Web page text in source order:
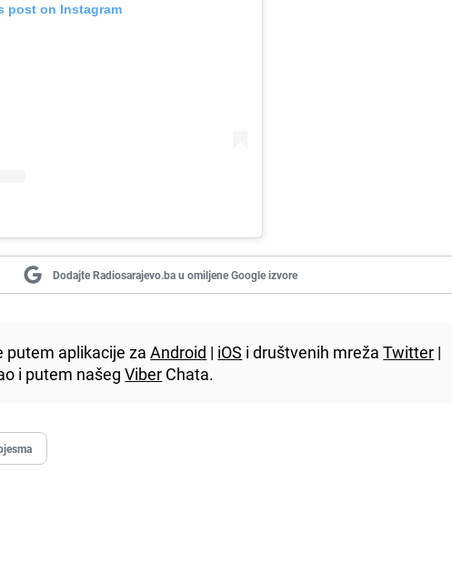
post on Instagram
Dodajte Radiosarajevo.ba u omiljene Google izvore
putem aplikacije zaAndroid | iOS i društvenih mrežaTwitter |
i putem našegViber Chata.